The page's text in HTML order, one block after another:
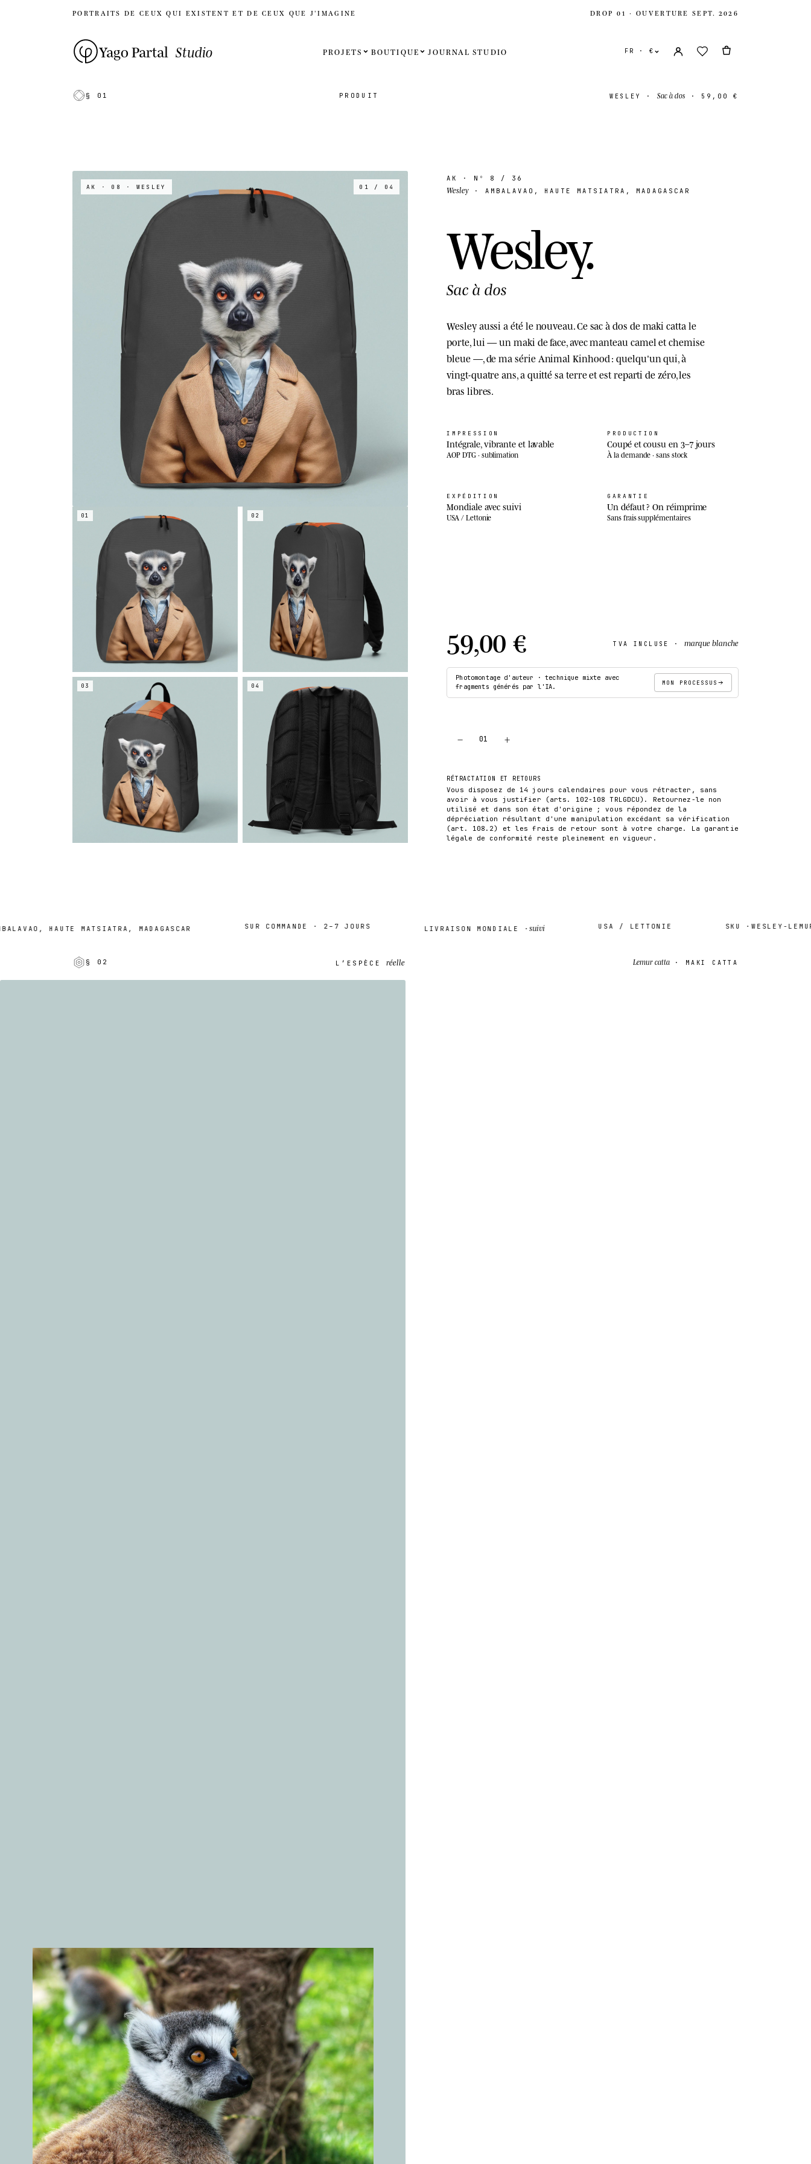
PORTRAITS DE CEUX QUI EXISTENT ET DE CEUX QUE J’IMAGINE DROP 01 · OUVERTURE SEPT. 2026
Yago Partal Studio PROJETS BOUTIQUE JOURNAL STUDIO FR · €
États-Unis
§ 01 PRODUIT WESLEY · Sac à dos · 59,00 €
AK · 08 · WESLEY 01 / 04
01 02
03 04
AK · Nº 8 / 36
Wesley · AMBALAVAO, HAUTE MATSIATRA, MADAGASCAR
Wesley.
Sac à dos
Wesley aussi a été le nouveau. Ce sac à dos de maki catta le
porte, lui — un maki de face, avec manteau camel et chemise
bleue —, de ma série Animal Kinhood : quelqu'un qui, à
vingt-quatre ans, a quitté sa terre et est reparti de zéro, les
bras libres.
IMPRESSION
Intégrale, vibrante et lavable
AOP DTG · sublimation
PRODUCTION
Coupé et cousu en 3–7 jours
À la demande · sans stock
EXPÉDITION
Mondiale avec suivi
USA / Lettonie
GARANTIE
Un défaut ? On réimprime
Sans frais supplémentaires
59,00 € TVA INCLUSE · marque blanche
Photomontage d'auteur · technique mixte avec
fragments générés par l'IA.
MON PROCESSUS
− 01 +
RÉTRACTATION ET RETOURS
Vous disposez de 14 jours calendaires pour vous rétracter, sans
avoir à vous justifier (arts. 102-108 TRLGDCU). Retournez-le non
utilisé et dans son état d'origine ; vous répondez de la
dépréciation résultant d'une manipulation excédant sa vérification
(art. 108.2) et les frais de retour sont à votre charge. La garantie
légale de conformité reste pleinement en vigueur.
HAUTE MATSIATRA, MADAGASCAR SUR COMMANDE · 2–7 JOURS LIVRAISON MONDIALE · suivi USA / LETTONIE SKU · WESLEY-LEMUR-
§ 02 L’ESPÈCEréelle Lemur catta· MAKI CATTA